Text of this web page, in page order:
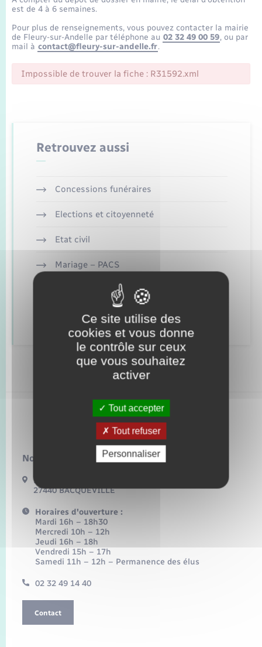
Etat-civil - Papiers - Citoyenneté
Mariage – PACS
Parrainage civil
Logement - Urbanisme
Numérique
Seniors
Transports scolaires
Voirie et espace public
Travaux - Autorisation d’occupation de l’espace
public
Compétences
Plan interactif
Publications
La Communauté de communes
est de 4 à 6 semaines.
Pour plus de renseignements, vous pouvez contacter la mairie
de Fleury-sur-Andelle par téléphone au 02 32 49 00 59, ou par
mail à contact@fleury-sur-andelle.fr.
Impossible de trouver la fiche : R31592.xml
Retrouvez aussi
Concessions funéraires
Elections et citoyenneté
Etat civil
Mariage – PACS
Parrainage civil
Recensement
Bacqueville
Nous contacter :
17 Bis Route de Bonnemare
27440 BACQUEVILLE
Horaires d'ouverture :
Mardi 16h – 18h30
Mercredi 10h – 12h
Jeudi 16h – 18h
Vendredi 15h – 17h
Samedi 11h – 12h – Permanence des élus
02 32 49 14 40
Contact
Ce site utilise des
cookies et vous donne
le contrôle sur ceux
que vous souhaitez
activer
Tout accepter
Tout refuser
Personnaliser